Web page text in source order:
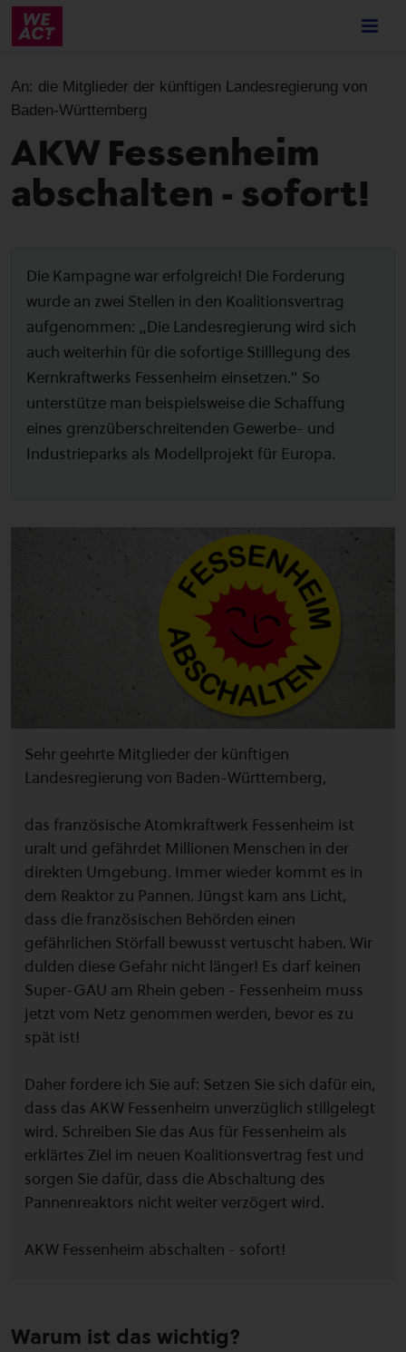
Skip
content
An: die Mitglieder der künftigen Landesregierung von
Baden-Württemberg
AKW Fessenheim
abschalten - sofort!
Die Kampagne war erfolgreich! Die Forderung
wurde an zwei Stellen in den Koalitionsvertrag
aufgenommen: „Die Landesregierung wird sich
auch weiterhin für die sofortige Stilllegung des
Kernkraftwerks Fessenheim einsetzen.“ So
unterstütze man beispielsweise die Schaffung
eines grenzüberschreitenden Gewerbe- und
Industrieparks als Modellprojekt für Europa.
Sehr geehrte Mitglieder der künftigen
Landesregierung von Baden-Württemberg,
das französische Atomkraftwerk Fessenheim ist
uralt und gefährdet Millionen Menschen in der
direkten Umgebung. Immer wieder kommt es in
dem Reaktor zu Pannen. Jüngst kam ans Licht,
dass die französischen Behörden einen
gefährlichen Störfall bewusst vertuscht haben. Wir
dulden diese Gefahr nicht länger! Es darf keinen
Super-GAU am Rhein geben - Fessenheim muss
jetzt vom Netz genommen werden, bevor es zu
spät ist!
Daher fordere ich Sie auf: Setzen Sie sich dafür ein,
dass das AKW Fessenheim unverzüglich stillgelegt
wird. Schreiben Sie das Aus für Fessenheim als
erklärtes Ziel im neuen Koalitionsvertrag fest und
sorgen Sie dafür, dass die Abschaltung des
Pannenreaktors nicht weiter verzögert wird.
AKW Fessenheim abschalten - sofort!
Warum ist das wichtig?